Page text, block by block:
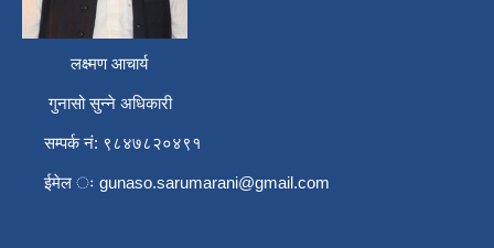
लक्ष्मण आचार्य
गुनासो सुन्ने अधिकारी
सम्पर्क नं: ९८४७८२०४९१
ईमेल ः gunaso.sarumarani@gmail.com